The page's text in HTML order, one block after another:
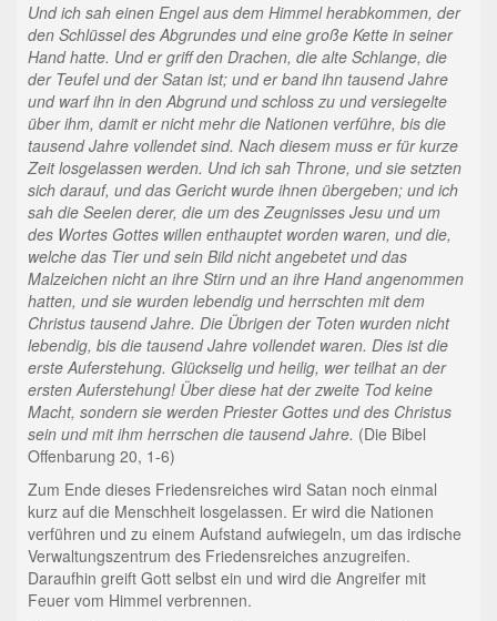
Und ich sah einen Engel aus dem Himmel herabkommen, der
den Schlüssel des Abgrundes und eine große Kette in seiner
Hand hatte. Und er griff den Drachen, die alte Schlange, die
der Teufel und der Satan ist; und er band ihn tausend Jahre
und warf ihn in den Abgrund und schloss zu und versiegelte
über ihm, damit er nicht mehr die Nationen verführe, bis die
tausend Jahre vollendet sind. Nach diesem muss er für kurze
Zeit losgelassen werden. Und ich sah Throne, und sie setzten
sich darauf, und das Gericht wurde ihnen übergeben; und ich
sah die Seelen derer, die um des Zeugnisses Jesu und um
des Wortes Gottes willen enthauptet worden waren, und die,
welche das Tier und sein Bild nicht angebetet und das
Malzeichen nicht an ihre Stirn und an ihre Hand angenommen
hatten, und sie wurden lebendig und herrschten mit dem
Christus tausend Jahre. Die Übrigen der Toten wurden nicht
lebendig, bis die tausend Jahre vollendet waren. Dies ist die
erste Auferstehung. Glückselig und heilig, wer teilhat an der
ersten Auferstehung! Über diese hat der zweite Tod keine
Macht, sondern sie werden Priester Gottes und des Christus
sein und mit ihm herrschen die tausend Jahre. (Die Bibel
Offenbarung 20, 1-6)
Zum Ende dieses Friedensreiches wird Satan noch einmal
kurz auf die Menschheit losgelassen. Er wird die Nationen
verführen und zu einem Aufstand aufwiegeln, um das irdische
Verwaltungszentrum des Friedensreiches anzugreifen.
Daraufhin greift Gott selbst ein und wird die Angreifer mit
Feuer vom Himmel verbrennen.